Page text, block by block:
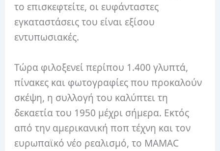
το επισκεφτείτε, οι ευφάνταστες
εγκαταστάσεις του είναι εξίσου
εντυπωσιακές.
Τώρα φιλοξενεί περίπου 1.400 γλυπτά,
πίνακες και φωτογραφίες που προκαλούν
σκέψη, η συλλογή του καλύπτει τη
δεκαετία του 1950 μέχρι σήμερα. Εκτός
από την αμερικανική ποπ τέχνη και τον
ευρωπαϊκό νέο ρεαλισμό, το MAMAC